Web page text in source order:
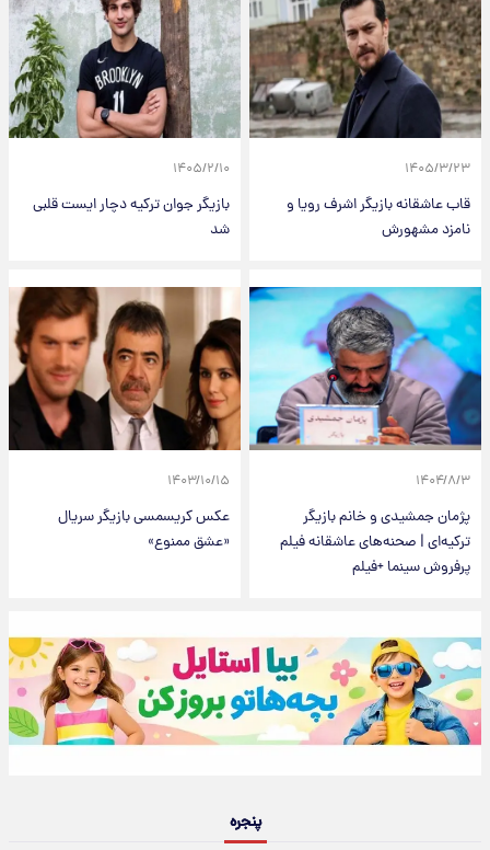
۱۴۰۵/۳/۲۳
قاب عاشقانه بازیگر اشرف رویا و
نامزد مشهورش
۱۴۰۵/۲/۱۰
بازیگر جوان ترکیه دچار ایست قلبی
شد
۱۴۰۴/۸/۳
پژمان جمشیدی و خانم بازیگر
ترکیه‌ای | صحنه‌های عاشقانه فیلم
پرفروش سینما +فیلم
۱۴۰۳/۱۰/۱۵
عکس کریسمسی بازیگر سریال
«عشق ممنوع»
پنجره